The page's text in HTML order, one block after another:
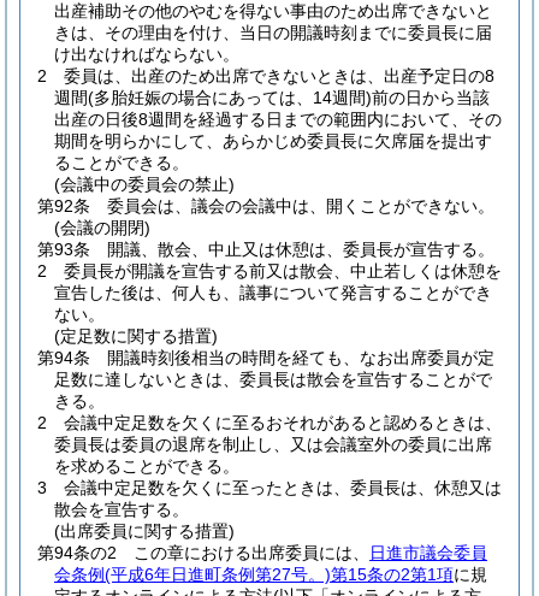
出産補助その他のやむを得ない事由のため出席できないと
きは、その理由を付け、当日の開議時刻までに委員長に届
け出なければならない。
2
委員は、出産のため出席できないときは、出産予定日の8
週間(多胎妊娠の場合にあっては、14週間)前の日から当該
出産の日後8週間を経過する日までの範囲内において、その
期間を明らかにして、あらかじめ委員長に欠席届を提出す
ることができる。
(会議中の委員会の禁止)
第92条
委員会は、議会の会議中は、開くことができない。
(会議の開閉)
第93条
開議、散会、中止又は休憩は、委員長が宣告する。
2
委員長が開議を宣告する前又は散会、中止若しくは休憩を
宣告した後は、何人も、議事について発言することができ
ない。
(定足数に関する措置)
第94条
開議時刻後相当の時間を経ても、なお出席委員が定
足数に達しないときは、委員長は散会を宣告することがで
きる。
2
会議中定足数を欠くに至るおそれがあると認めるときは、
委員長は委員の退席を制止し、又は会議室外の委員に出席
を求めることができる。
3
会議中定足数を欠くに至ったときは、委員長は、休憩又は
散会を宣告する。
(出席委員に関する措置)
第94条の2
この章における出席委員には、
日進市議会委員
会条例(平成6年日進町条例第27号。)第15条の2第1項に規